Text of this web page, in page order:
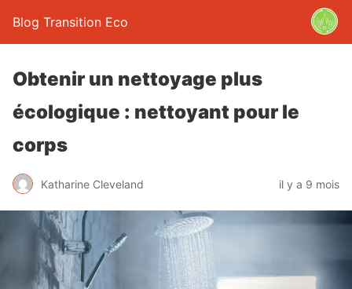
Blog Transition Eco
Obtenir un nettoyage plus
écologique : nettoyant pour le
corps
Katharine Cleveland il y a 9 mois